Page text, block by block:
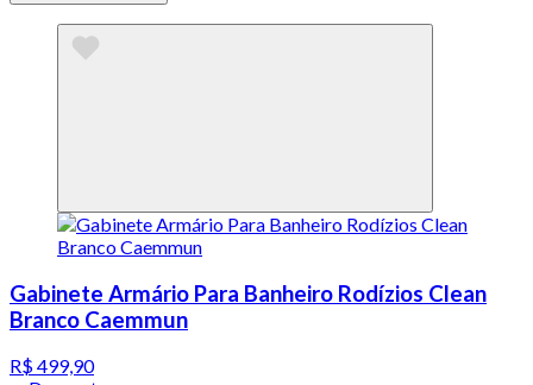
Gabinete Armário Para Banheiro Rodízios Clean
Branco Caemmun
R$ 499,90